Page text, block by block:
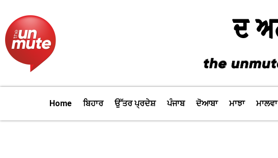
content
Home ਬਿਹਾਰ ਉੱਤਰ ਪ੍ਰਦੇਸ਼ ਪੰਜਾਬ ਦੋਆਬਾ ਮਾਝਾ ਮਾਲਵਾ